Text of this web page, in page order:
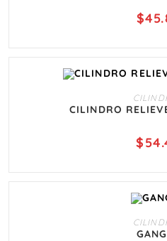
$
AÑADIR AL
CILINDRO
$
AÑADIR AL